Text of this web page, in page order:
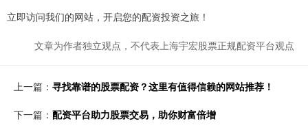
立即访问我们的网站，开启您的配资投资之旅！
文章为作者独立观点，不代表上海宇宏股票正规配资平台观点
上一篇： 寻找靠谱的股票配资？这里有值得信赖的网站推荐！
下一篇： 配资平台助力股票交易，助你财富倍增